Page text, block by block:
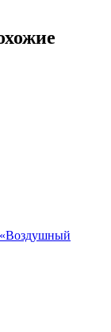
«Воздушный